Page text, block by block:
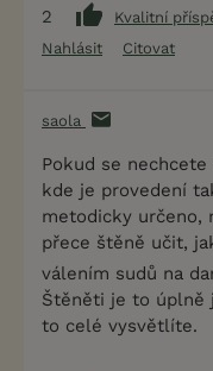
2
Kvalitní
Nahlásit
Citovat
saola
Pokud se
kde je provedení
metodicky určeno,
přece štěně učit,
válením sudů na
Štěněti je to úplně
to celé vysvětlíte.